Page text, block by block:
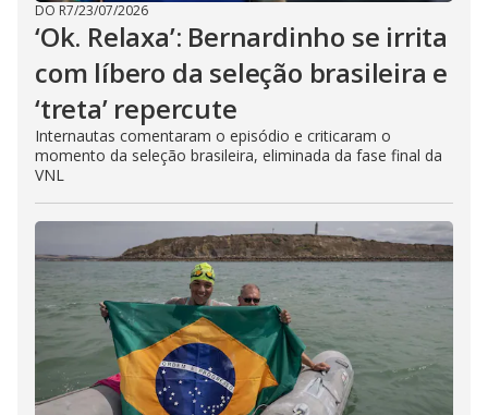
DO R7/23/07/2026
‘Ok. Relaxa’: Bernardinho se irrita
com líbero da seleção brasileira e
‘treta’ repercute
Internautas comentaram o episódio e criticaram o
momento da seleção brasileira, eliminada da fase final da
VNL